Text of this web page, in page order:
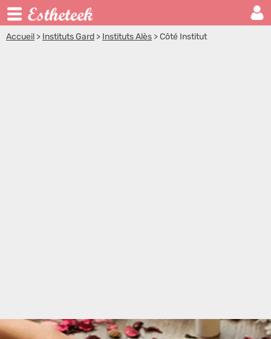
Accueil > Instituts Gard > Instituts Alès >Côté Institut